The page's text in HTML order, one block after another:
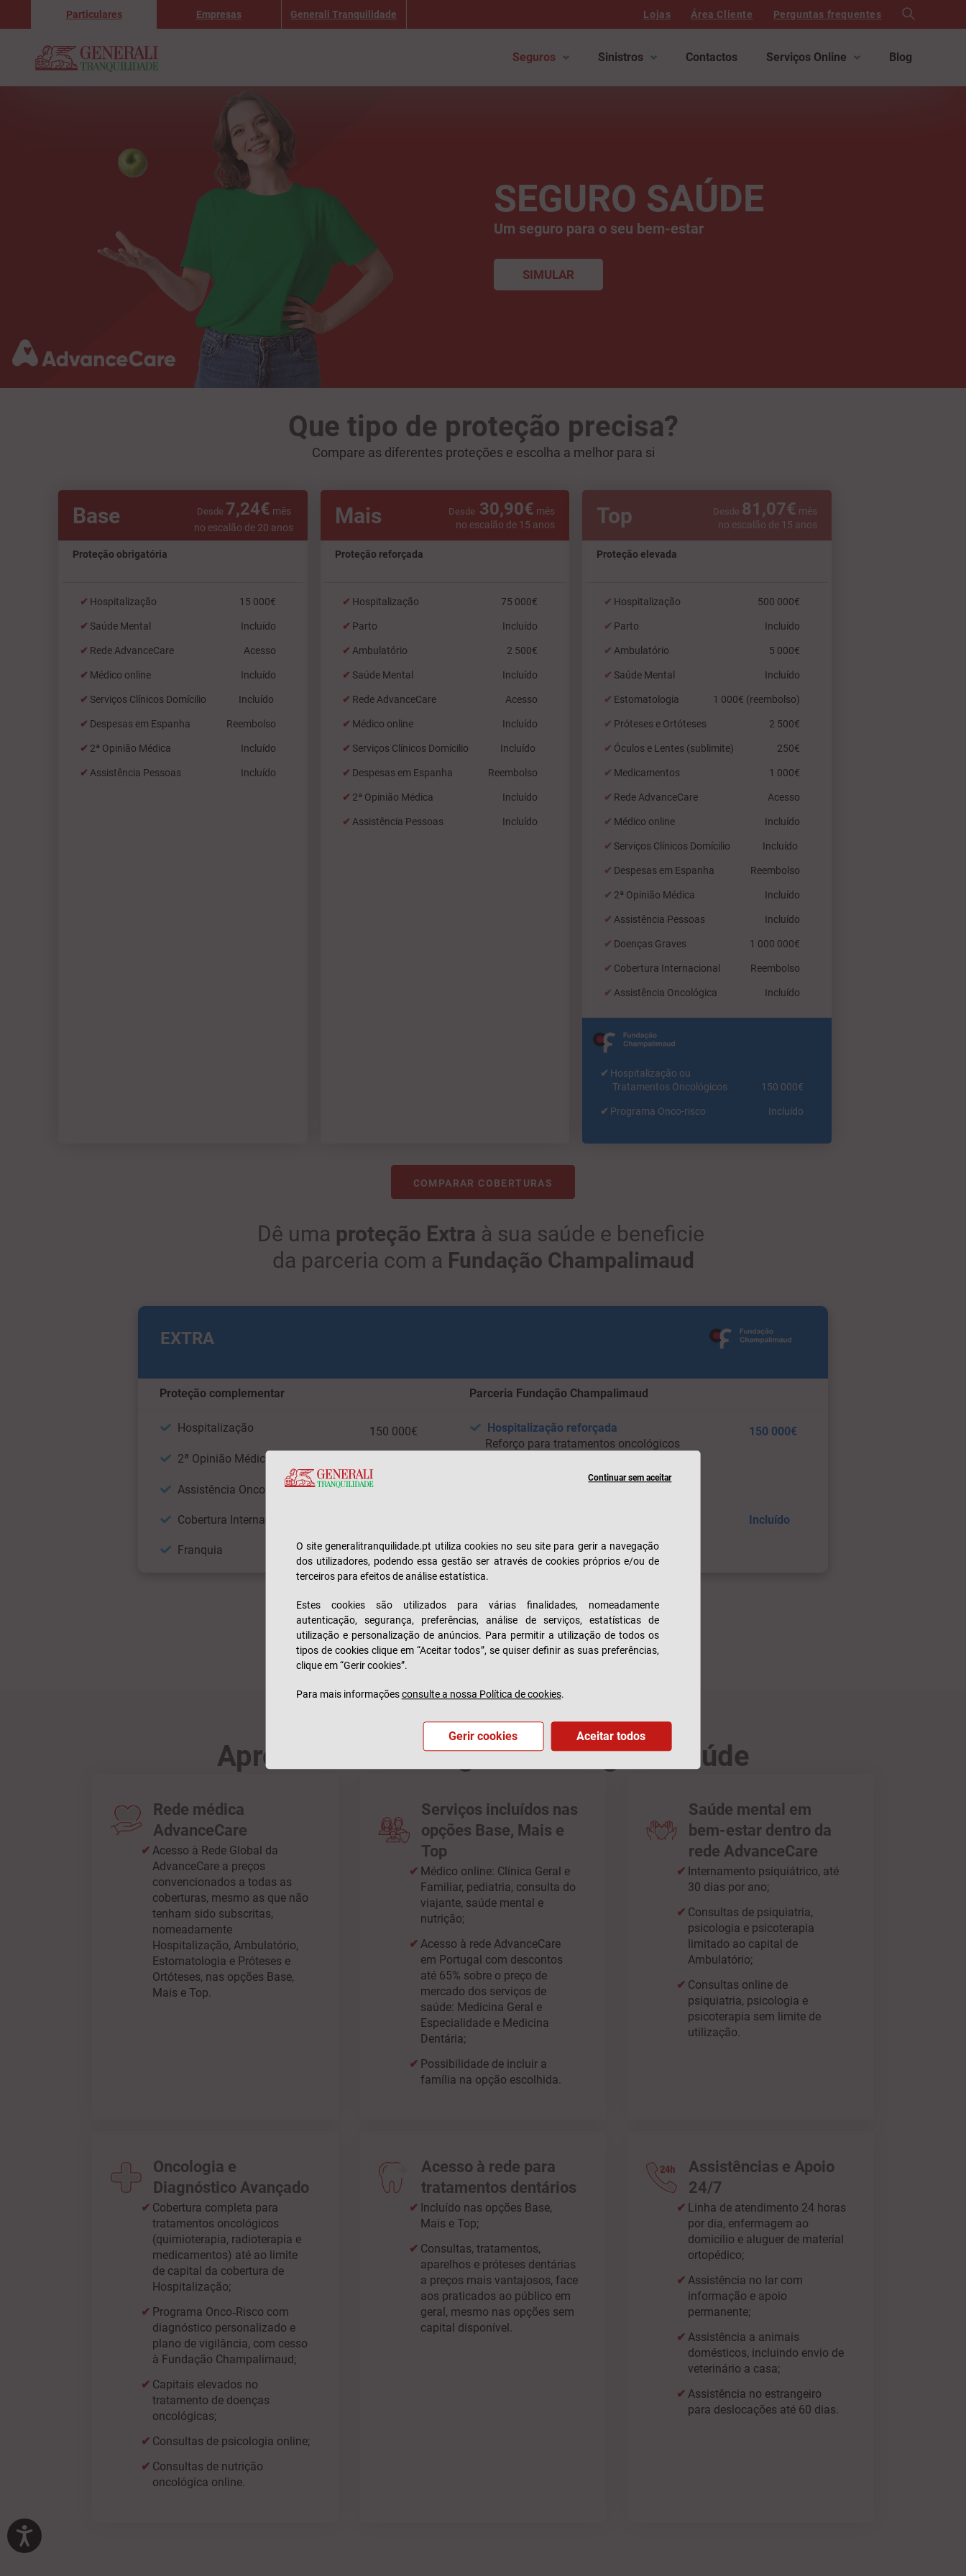
Particulares Empresas Generali Tranquilidade Lojas Área Cliente Perguntas frequentes
Seguros Sinistros Contactos Serviços Online Blog
SEGURO SAÚDE
Um seguro para o seu bem-estar
SIMULAR
Que tipo de proteção precisa?
Compare as diferentes proteções e escolha a melhor para si
Base Desde 7,24€ mês
no escalão de 20 anos
Proteção obrigatória
Hospitalização 15 000€
Saúde Mental Incluído
Rede AdvanceCare Acesso
Médico online Incluído
Serviços Clínicos Domícilio Incluído
Despesas em Espanha Reembolso
2ª Opinião Médica Incluído
Assistência Pessoas Incluído
Mais Desde 30,90€ mês
no escalão de 15 anos
Proteção reforçada
Hospitalização 75 000€
Parto Incluído
Ambulatório 2 500€
Saúde Mental Incluído
Rede AdvanceCare Acesso
Médico online Incluído
Serviços Clínicos Domícilio Incluído
Despesas em Espanha Reembolso
2ª Opinião Médica Incluído
Assistência Pessoas Incluído
Top Desde 81,07€ mês
no escalão de 15 anos
Proteção elevada
Hospitalização 500 000€
Parto Incluído
Ambulatório 5 000€
Saúde Mental Incluído
Estomatologia 1 000€ (reembolso)
Próteses e Ortóteses 2 500€
Óculos e Lentes (sublimite) 250€
Medicamentos 1 000€
Rede AdvanceCare Acesso
Médico online Incluído
Serviços Clínicos Domícilio Incluído
Despesas em Espanha Reembolso
2ª Opinião Médica Incluído
Assistência Pessoas Incluído
Doenças Graves 1 000 000€
Cobertura Internacional Reembolso
Assistência Oncológica Incluído
Hospitalização ou
Tratamentos Oncológicos
150 000€
Programa Onco-risco Incluído
COMPARAR COBERTURAS
Dê uma proteção Extra à sua saúde e beneficie
da parceria com a Fundação Champalimaud
EXTRA
Proteção complementar Parceria Fundação Champalimaud
Hospitalização 150 000€ Hospitalização reforçada
150 000€
2ª Opinião Médica
Reforço para tratamentos oncológicos
Assistência Oncológica
Cobertura Internacional
Incluído
Franquia 10 000€
SABER MAIS
Aproveite as vantagens do Seguro Saúde
Rede médica
AdvanceCare
Acesso à Rede Global da
AdvanceCare a preços
convencionados a todas as
coberturas, mesmo as que não
tenham sido subscritas,
nomeadamente
Hospitalização, Ambulatório,
Estomatologia e Próteses e
Ortóteses, nas opções Base,
Mais e Top.
Serviços incluídos nas
opções Base, Mais e
Top
Médico online: Clínica Geral e
Familiar, pediatria, consulta do
viajante, saúde mental e
nutrição;
Acesso à rede AdvanceCare
em Portugal com descontos
até 65% sobre o preço de
mercado dos serviços de
saúde: Medicina Geral e
Especialidade e Medicina
Dentária;
Possibilidade de incluir a
família na opção escolhida.
Saúde mental em
bem-estar dentro da
rede AdvanceCare
Internamento psiquiátrico, até
30 dias por ano;
Consultas de psiquiatria,
psicologia e psicoterapia
limitado ao capital de
Ambulatório;
Consultas online de
psiquiatria, psicologia e
psicoterapia sem limite de
utilização.
Oncologia e
Diagnóstico Avançado
Cobertura completa para
tratamentos oncológicos
(quimioterapia, radioterapia e
medicamentos) até ao limite
de capital da cobertura de
Hospitalização;
Programa Onco‑Risco com
diagnóstico personalizado e
plano de vigilância, com cesso
à Fundação Champalimaud;
Capitais elevados no
tratamento de doenças
oncológicas;
Consultas de psicologia online;
Consultas de nutrição
oncológica online.
Acesso à rede para
tratamentos dentários
Incluído nas opções Base,
Mais e Top;
Consultas, tratamentos,
aparelhos e próteses dentárias
a preços mais vantajosos, face
aos praticados ao público em
geral, mesmo nas opções sem
capital disponível.
Assistências e Apoio
24/7
Linha de atendimento 24 horas
por dia, enfermagem ao
domicílio e aluguer de material
ortopédico;
Assistência no lar com
informação e apoio
permanente;
Assistência a animais
domésticos, incluindo envio de
veterinário a casa;
Assistência no estrangeiro
para deslocações até 60 dias.
Continuar sem aceitar
O site generalitranquilidade.pt utiliza cookies no seu site para gerir a navegação
dos utilizadores, podendo essa gestão ser através de cookies próprios e/ou de
terceiros para efeitos de análise estatística.
Estes cookies são utilizados para várias finalidades, nomeadamente
autenticação, segurança, preferências, análise de serviços, estatísticas de
utilização e personalização de anúncios. Para permitir a utilização de todos os
tipos de cookies clique em “Aceitar todos”, se quiser definir as suas preferências,
clique em “Gerir cookies”.
Para mais informaçõesconsulte a nossa Política de cookies.
Gerir cookies Aceitar todos